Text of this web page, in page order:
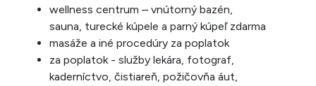
wellness centrum – vnútorný bazén,
sauna, turecké kúpele a parný kúpeľ zdarma
masáže a iné procedúry za poplatok
za poplatok - služby lekára, fotograf,
kaderníctvo, čistiareň, požičovňa áut,